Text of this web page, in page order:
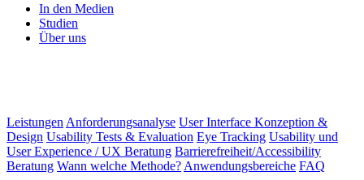
In den Medien
Studien
Über uns
Leistungen Anforderungsanalyse User Interface Konzeption &
Design Usability Tests & Evaluation Eye Tracking Usability und
User Experience / UX Beratung Barrierefreiheit/Accessibility
Beratung Wann welche Methode? Anwendungsbereiche FAQ